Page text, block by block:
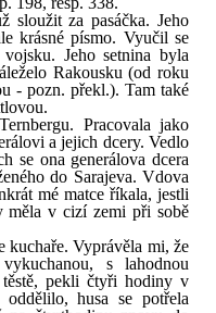
sloužit za pasáčka. Jeho
krásné písmo. Vyučil se
Jeho setnina byla
Rakousku (od roku
- pozn. překl.). Tam také
Pracovala jako
a jejich dcery. Vedlo
se ona generálova dcera
do Sarajeva. Vdova
mé matce říkala, jestli
měla v cizí zemi při sobě
kuchaře. Vyprávěla mi, že
s lahodnou
pekli čtyři hodiny v
husa se potřela